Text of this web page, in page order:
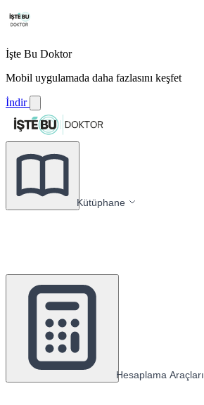
İşte Bu Doktor
Mobil uygulamada daha fazlasını keşfet
İndir
Kütüphane
Hesaplama Araçları